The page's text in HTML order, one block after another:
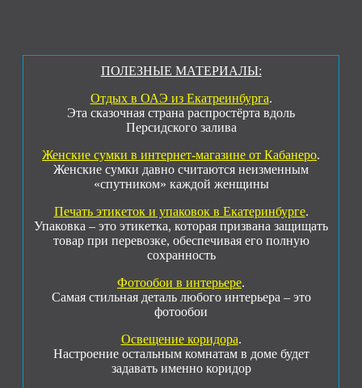
ПОЛЕЗНЫЕ МАТЕРИАЛЫ:
Отдых в ОАЭ из Екатреинбурга.
Эта сказочная страна распростёрта вдоль
Персидского залива
Женские сумки в интернет-магазине от Кабанеро.
Женские сумки давно считаются неизменным
«спутником» каждой женщины
Печать этикеток и упаковок в Екатеринбурге.
Упаковка – это этикетка, которая призвана защищать
товар при перевозке, обеспечивая его полную
сохранность
Фотообои в интерьере.
Самая стильная деталь любого интерьера – это
фотообои
Освещение коридора.
Настроение остальным комнатам в доме будет
задавать именно коридор